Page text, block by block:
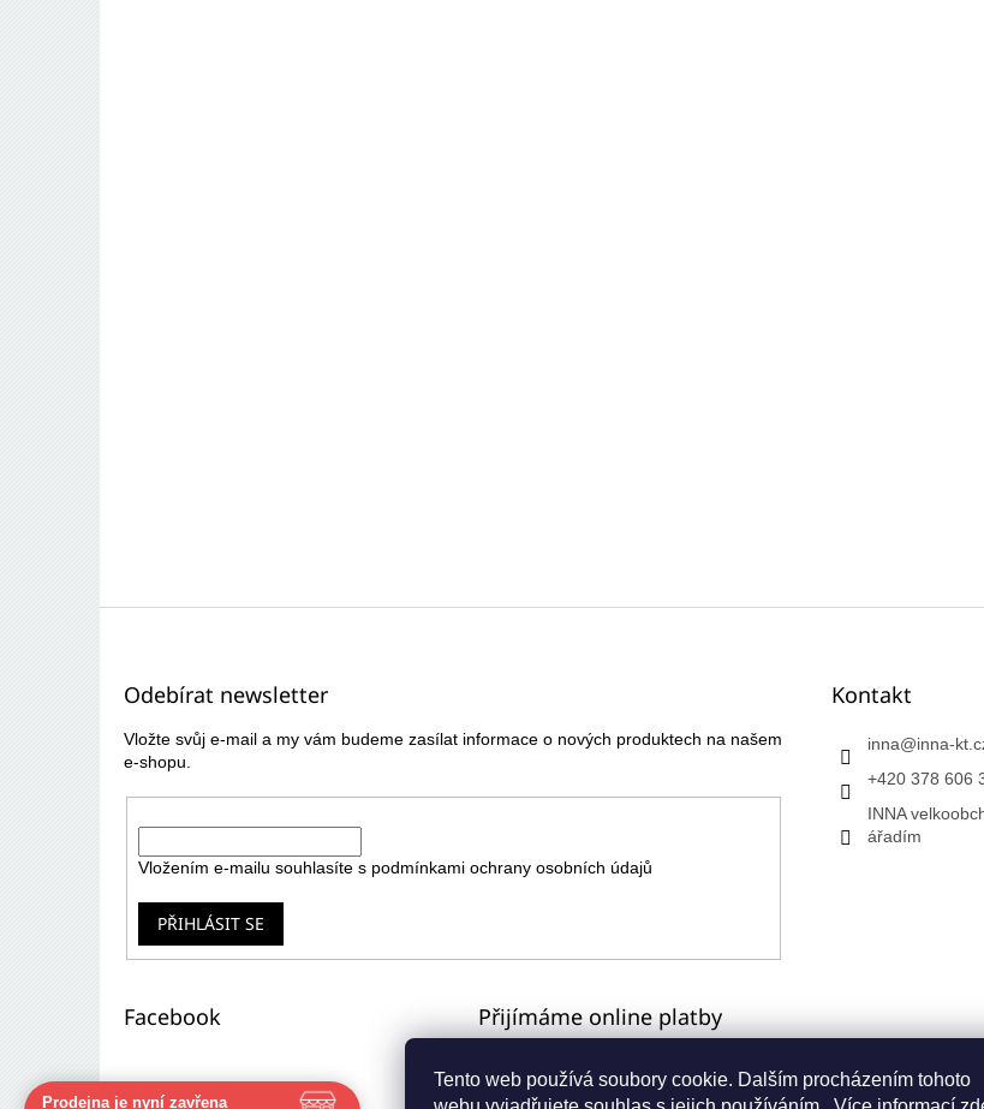
Tento web používá soubory cookie. Dalším procházením tohoto
Odebírat newsletter
Vložte svůj e-mail a my vám budeme zasílat informace o nových produktech na našem
e-shopu.
Vložením e-mailu souhlasíte s podmínkami ochrany osobních údajů
PŘIHLÁSIT SE
Kontakt
inna@inna-
+420 378 606
INNA
ářadím
Facebook Přijímáme online platby
Prodejna je nyní zavřena